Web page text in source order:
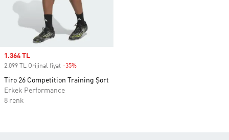
Sale price
1.364 TL
2.099 TL Orijinal fiyat -35%
Tiro 26 Competition Training Şort
Erkek Performance
8 renk